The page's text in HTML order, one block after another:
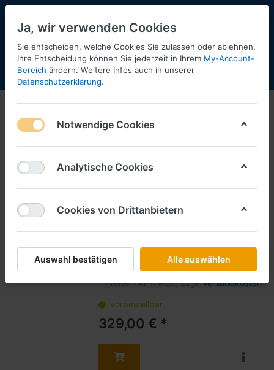
Menü Anmelden Shopaktualisierung
News 2 2025
1-4 von
Filtern Sortieren
BUSCH
2025***
Art.-Nr. BU30011
* Preise inkl. MwSt., zzgl.Versandkosten
vorbestellbar
329,00 € *
Ja, wir verwenden Cookies
Sie entscheiden, welche Cookies Sie zulassen oder ablehnen.
Ihre Entscheidung können Sie jederzeit in Ihrem My-Account-
Bereich ändern. Weitere Infos auch in unserer
Datenschutzerklärung.
Notwendige Cookies
Analytische Cookies
Cookies von Drittanbietern
Auswahl bestätigen Alle auswählen